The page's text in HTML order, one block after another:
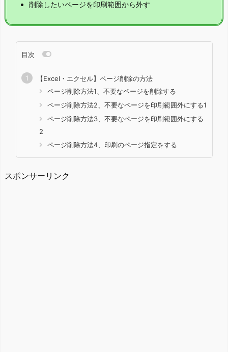
削除したいページを印刷範囲から外す
目次
【Excel・エクセル】ページ削除の方法
ページ削除方法1、不要なページを削除する
ページ削除方法2、不要なページを印刷範囲外にする1
ページ削除方法3、不要なページを印刷範囲外にする
2
ページ削除方法4、印刷のページ指定をする
スポンサーリンク